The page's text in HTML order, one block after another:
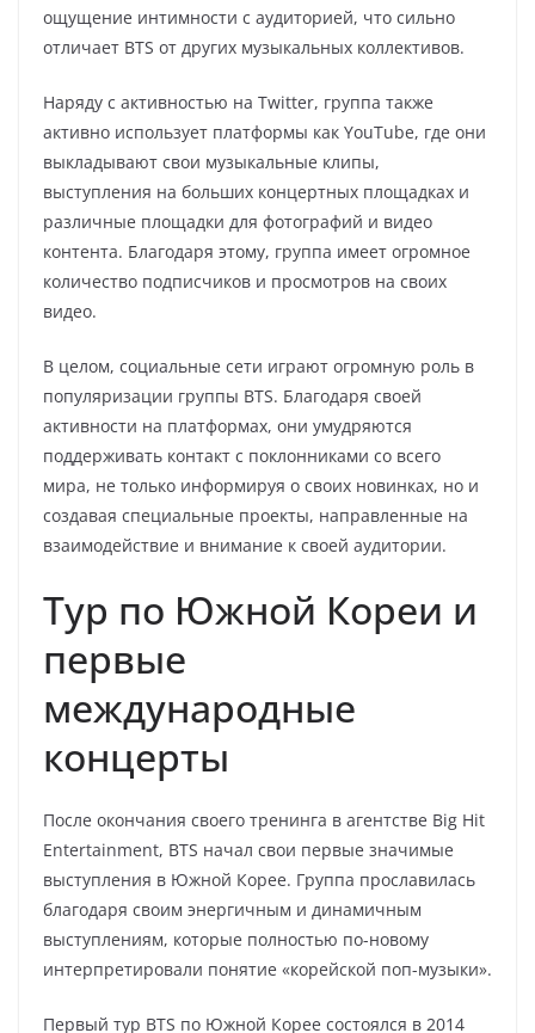
ощущение интимности с аудиторией, что сильно
отличает BTS от других музыкальных коллективов.
Наряду с активностью на Twitter, группа также
активно использует платформы как YouTube, где они
выкладывают свои музыкальные клипы,
выступления на больших концертных площадках и
различные площадки для фотографий и видео
контента. Благодаря этому, группа имеет огромное
количество подписчиков и просмотров на своих
видео.
В целом, социальные сети играют огромную роль в
популяризации группы BTS. Благодаря своей
активности на платформах, они умудряются
поддерживать контакт с поклонниками со всего
мира, не только информируя о своих новинках, но и
создавая специальные проекты, направленные на
взаимодействие и внимание к своей аудитории.
Тур по Южной Кореи и
первые
международные
концерты
После окончания своего тренинга в агентстве Big Hit
Entertainment, BTS начал свои первые значимые
выступления в Южной Корее. Группа прославилась
благодаря своим энергичным и динамичным
выступлениям, которые полностью по-новому
интерпретировали понятие «корейской поп-музыки».
Первый тур BTS по Южной Корее состоялся в 2014